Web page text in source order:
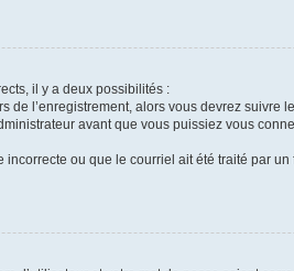
il y a deux possibilités :
de l’enregistrement, alors vous devrez
avant que vous puissiez vous
ou que le courriel ait été traité par